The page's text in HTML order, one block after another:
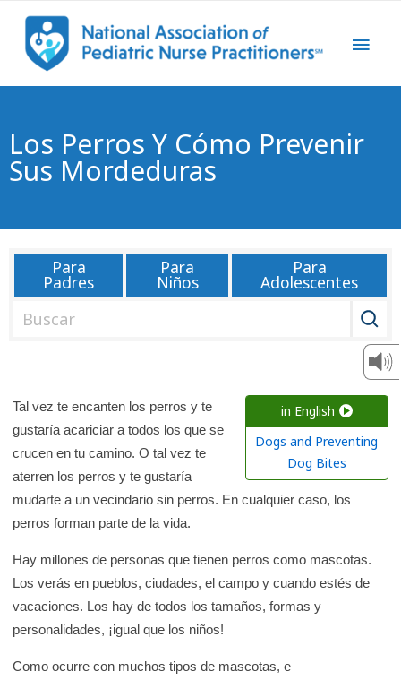
Los Perros Y Cómo Prevenir
Sus Mordeduras
Para
Padres
Para
Niños
Para
Adolescentes
a
r
e
n
l
a
b
i
b
l
o
in English
Dogs and Preventing
Dog Bites
Tal vez te encanten los perros y te
gustaría acariciar a todos los que se
crucen en tu camino. O tal vez te
aterren los perros y te gustaría
mudarte a un vecindario sin perros. En cualquier caso, los
perros forman parte de la vida.
Hay millones de personas que tienen perros como mascotas.
Los verás en pueblos, ciudades, el campo y cuando estés de
vacaciones. Los hay de todos los tamaños, formas y
personalidades, ¡igual que los niños!
Como ocurre con muchos tipos de mascotas, e